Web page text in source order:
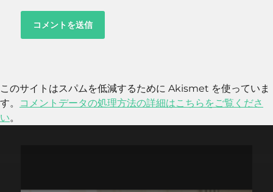
このサイトはスパムを低減するために Akismet を使っていま
す。
コメントデータの処理方法の詳細はこちらをご覧くださ
い。